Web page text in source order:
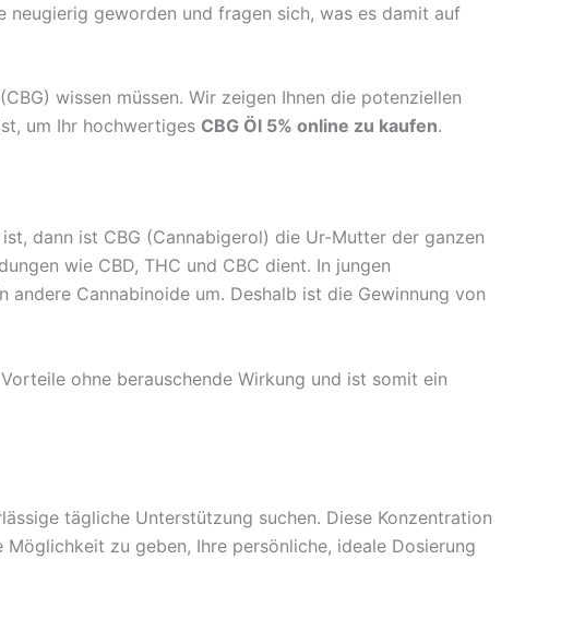
neugierig geworden und fragen sich, was es damit auf
wissen müssen. Wir zeigen Ihnen die potenziellen
um Ihr hochwertiges CBG Öl 5% online zu kaufen.
dann ist CBG (Cannabigerol) die Ur-Mutter der ganzen
wie CBD, THC und CBC dient. In jungen
Cannabinoide um. Deshalb ist die Gewinnung von
ohne berauschende Wirkung und ist somit ein
tägliche Unterstützung suchen. Diese Konzentration
zu geben, Ihre persönliche, ideale Dosierung